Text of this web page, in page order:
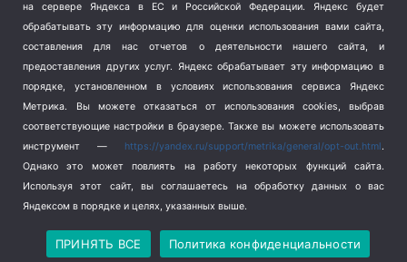
Экология (8)
Экономика (1172)
Copyright © 2026
Политика конфиденциальности
на сервере Яндекса в ЕС и Российской Федерации. Яндекс будет
обрабатывать эту информацию для оценки использования вами сайта,
составления для нас отчетов о деятельности нашего сайта, и
предоставления других услуг. Яндекс обрабатывает эту информацию в
порядке, установленном в условиях использования сервиса Яндекс
Метрика.
Вы можете отказаться от использования cookies, выбрав
соответствующие настройки в браузере. Также вы можете использовать
инструмент — https://yandex.ru/support/metrika/general/opt-out.html.
Однако это может повлиять на работу некоторых функций сайта.
Используя этот сайт, вы соглашаетесь на обработку данных о вас
Яндексом в порядке и целях, указанных выше.
ПРИНЯТЬ ВСЕ Политика конфиденциальности